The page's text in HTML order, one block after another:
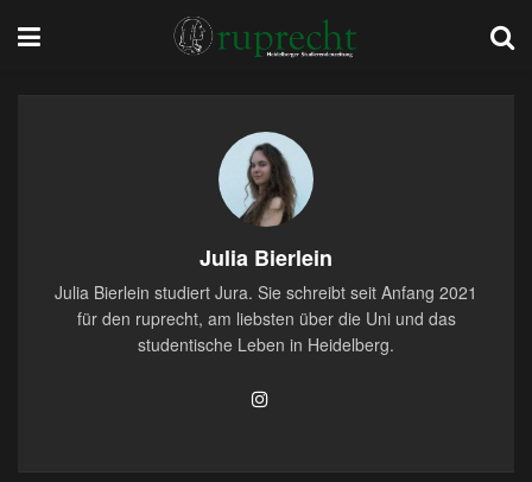
Julia Bierlein
Julia Bierlein studiert Jura. Sie schreibt seit Anfang 2021
für den ruprecht, am liebsten über die Uni und das
studentische Leben in Heidelberg.